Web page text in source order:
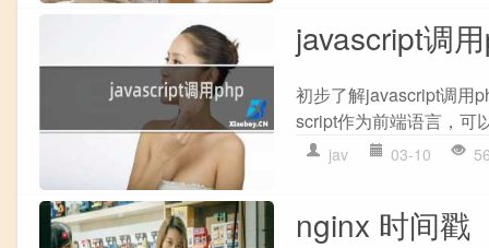
javascript调
初步了解javascript调用
script作为前端语言，可
jav 03-10
nginx 时间戳